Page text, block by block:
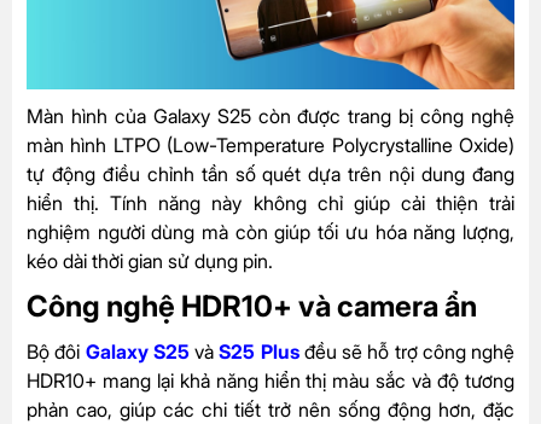
Màn hình của Galaxy S25 còn được trang bị công nghệ
màn hình LTPO (Low-Temperature Polycrystalline Oxide)
tự động điều chỉnh tần số quét dựa trên nội dung đang
hiển thị. Tính năng này không chỉ giúp cải thiện trải
nghiệm người dùng mà còn giúp tối ưu hóa năng lượng,
kéo dài thời gian sử dụng pin​.
Công nghệ HDR10+ và camera ẩn
Bộ đôi Galaxy S25 vàS25 Plusđều sẽ hỗ trợ công nghệ
HDR10+ mang lại khả năng hiển thị màu sắc và độ tương
phản cao, giúp các chi tiết trở nên sống động hơn, đặc